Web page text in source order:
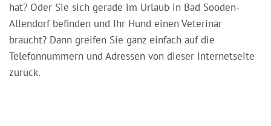
hat? Oder Sie sich gerade im Urlaub in Bad Sooden-
Allendorf befinden und Ihr Hund einen Veterinär
braucht? Dann greifen Sie ganz einfach auf die
Telefonnummern und Adressen von dieser Internetseite
zurück.